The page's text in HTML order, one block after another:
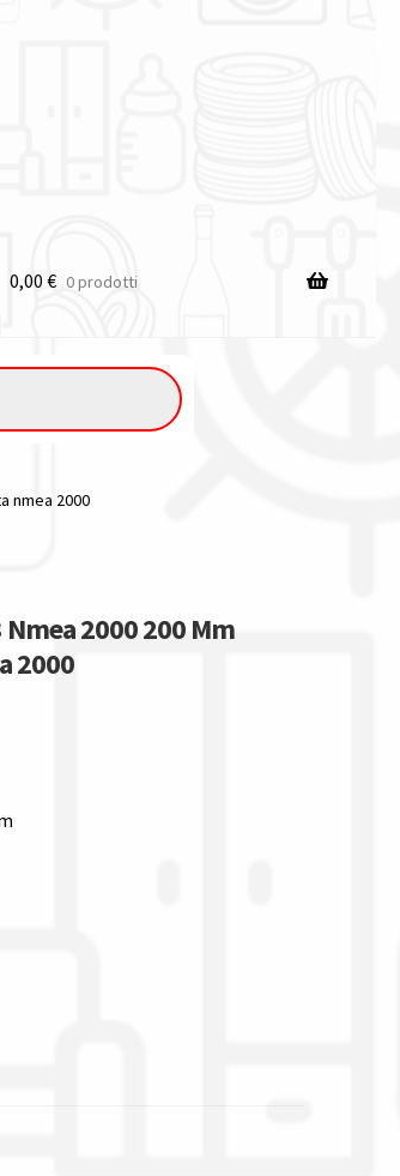
0,00 € 0 prodotti
nmea 2000
2000 200 Mm
2000